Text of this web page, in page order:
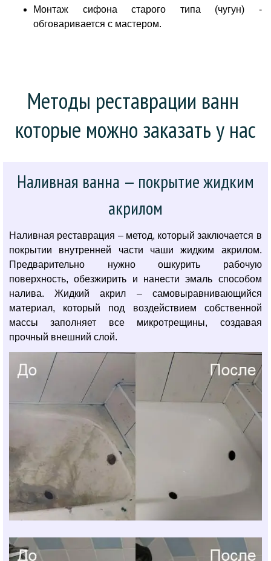
Монтаж сифона старого типа (чугун) -
обговаривается с мастером.
Методы реставрации ванн
которые можно заказать у нас
Наливная ванна — покрытие жидким
акрилом
Наливная реставрация – метод, который заключается в
покрытии внутренней части чаши жидким акрилом.
Предварительно нужно ошкурить рабочую
поверхность, обезжирить и нанести эмаль способом
налива. Жидкий акрил – самовыравнивающийся
материал, который под воздействием собственной
массы заполняет все микротрещины, создавая
прочный внешний слой.